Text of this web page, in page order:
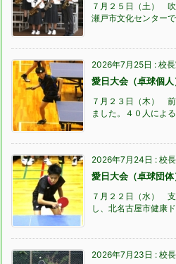
７月２５日（土）
瀬戸市文化センター
2026年7月25日 : 校
愛日大会（卓球個人
７月２３日（木）
ました。４０人によ
2026年7月24日 : 校
愛日大会（卓球団体
７月２２日（水）
し、北名古屋市健康
2026年7月23日 : 校